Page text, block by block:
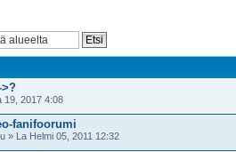
>?
19, 2017 4:08
fanifoorumi
» La Helmi 05, 2011 12:32